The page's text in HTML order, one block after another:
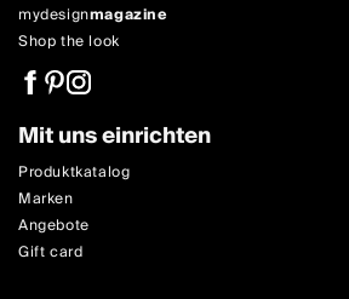
mydesignmagazine
Shop the look
Mit uns einrichten
Produktkatalog
Marken
Angebote
Gift card